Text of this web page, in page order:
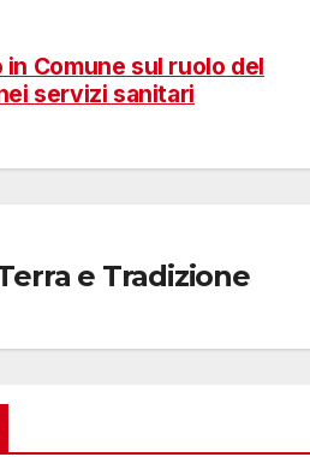
Comune sul ruolo del
servizi sanitari
e Tradizione